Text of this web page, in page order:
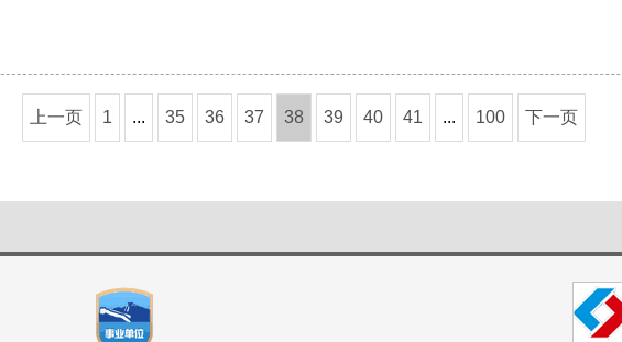
上一页 1 ... 35 36 37 38 39 40 41 ... 100 下一页